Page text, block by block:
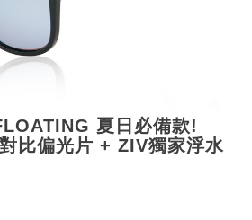
夏日必備款!
比偏光片 + ZIV獨家浮水